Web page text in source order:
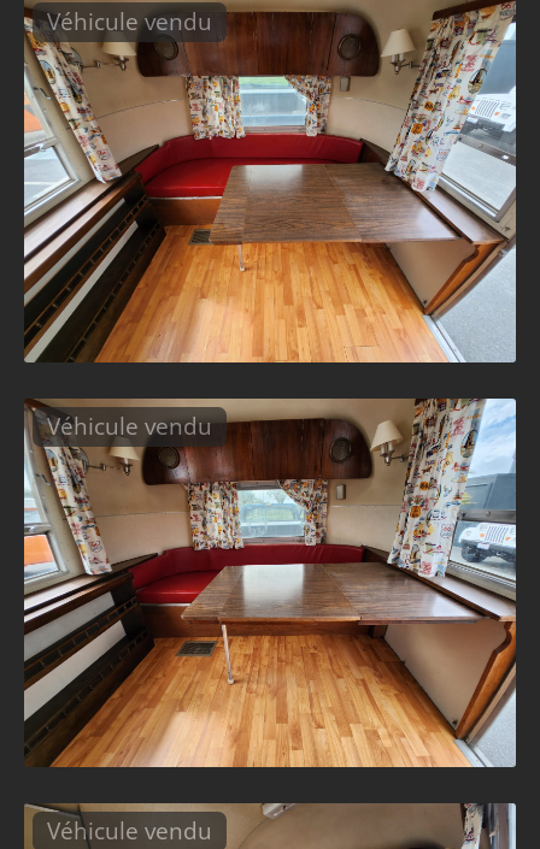
Véhicule vendu
Véhicule vendu
Véhicule vendu